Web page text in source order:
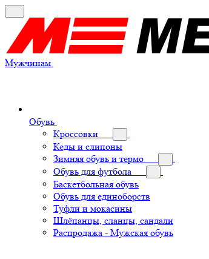
Мужчинам
Обувь
Кроссовки
Кеды и слипоны
Зимняя обувь и термо
Обувь для футбола
Баскетбольная обувь
Обувь для единоборств
Туфли и мокасины
Шлёпанцы, сланцы, сандали
Распродажа - Мужская обувь